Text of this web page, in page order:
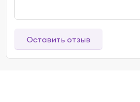
Оставить отзыв